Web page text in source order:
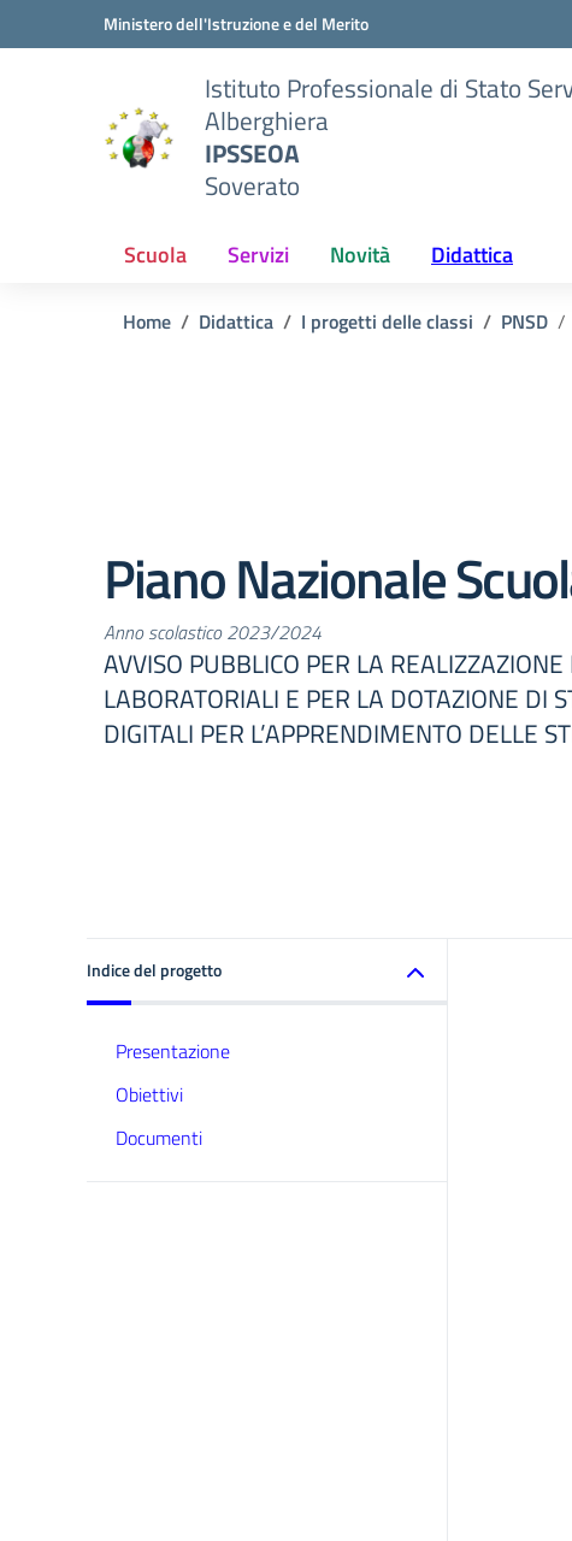
Vai ai contenuti
Vai al menu di navigazioneMinistero dell'Istruzione e del Merito
Istituto Professionale di Stato
Alberghiera
IPSSEOA
Soverato
Scuola Servizi Novità Didattica
Home Didattica I progetti delle classi PNSD
Piano Nazionale
Anno scolastico 2023/2024
AVVISO PUBBLICO PER LA REALIZZAZIONE
LABORATORIALI E PER LA DOTAZIONE DI
DIGITALI PER L’APPRENDIMENTO DELLE
Indice del progetto
Presentazione
Obiettivi
Documenti